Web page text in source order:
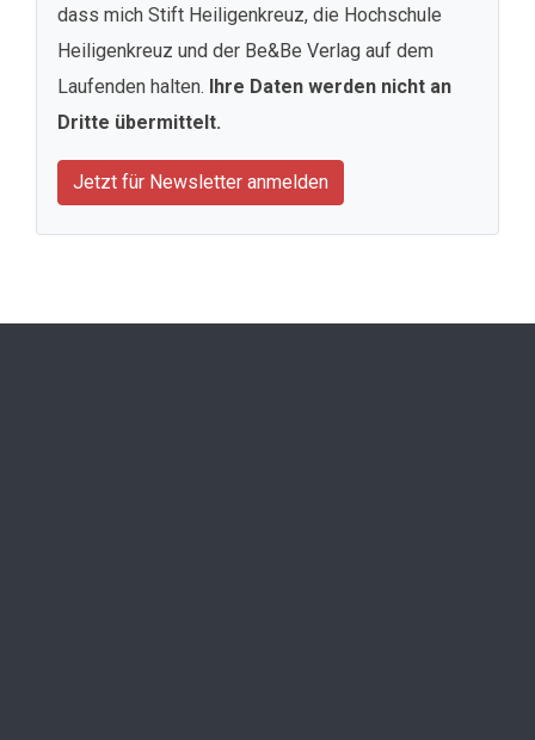
dass mich Stift Heiligenkreuz, die Hochschule
Heiligenkreuz und der Be&Be Verlag auf dem
Laufenden halten. Ihre Daten werden nicht an
Dritte übermittelt.
Jetzt für Newsletter anmelden